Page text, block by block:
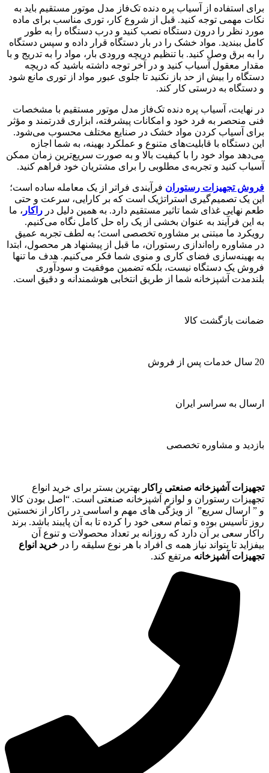
برای استفاده از آسیاب پره دنده تک‌فاز مدل موتور مستقیم باید به
نکات مهمی توجه کنید. قبل از شروع کار، توری مناسب برای ماده
مورد نظر را درون دستگاه نصب کنید و درب دستگاه را به طور
کامل ببندید. مواد خشک را در بار دستگاه قرار داده و سپس دستگاه
را به برق وصل کنید. با تنظیم دریچه ورودی بار، مواد را به تدریج و با
مقدار معقول آسیاب کنید و در آخر توجه داشته باشید که دریچه
دستگاه را بیش از حد باز نکنید تا جلوی عبور مواد از توری مانع شود
و دستگاه به درستی کار کند.
در نهایت، آسیاب پره دنده تک‌فاز مدل موتور مستقیم با مشخصات
فنی منحصر به فرد خود و امکانات پیشرفته، ابزاری قدرتمند و مؤثر
برای آسیاب کردن مواد خشک در صنایع مختلف محسوب می‌شود.
این دستگاه با قابلیت‌های متنوع و عملکرد بهینه، به شما اجازه
می‌دهد مواد خود را با کیفیت بالا و به صورت سریع‌ترین زمان ممکن
آسیاب کنید و تجربه‌ی مطلوبی را برای مشتریان خود فراهم کنید.
فروش تجهیزات رستوران فرآیندی فراتر از یک معامله ساده است؛
این یک تصمیم‌گیری استراتژیک است که بر کارایی، سرعت و حتی
طعم نهایی غذای شما تاثیر مستقیم دارد. به همین دلیل در راکار ، ما
به این فرآیند به عنوان بخشی از یک راه حل کامل نگاه می‌کنیم.
رویکرد ما مبتنی بر مشاوره تخصصی است؛ به لطف تجربه عمیق
در مشاوره راه‌اندازی رستوران، ما قبل از پیشنهاد هر محصول، ابتدا
به بهینه‌سازی فضای کاری و منوی شما فکر می‌کنیم. هدف ما تنها
فروش یک دستگاه نیست، بلکه تضمین موفقیت و سودآوری
بلندمدت آشپزخانه شما از طریق انتخابی هوشمندانه و دقیق است.
ضمانت بازگشت کالا
20 سال خدمات پس از فروش
ارسال به سراسر ایران
بازدید و مشاوره تخصصی
تجهیزات آشپزخانه صنعتی راکار بهترین بستر برای خرید انواع
تجهیزات رستوران و لوازم آشپزخانه صنعتی است. “اصل بودن کالا
و ” ارسال سریع” از ویژگی های مهم و اساسی در راکار از نخستین
روز تأسیس بوده و تمام سعی خود را کرده تا به آن پایبند باشد. برند
راکار سعی بر آن دارد که روزانه بر تعداد محصولات و تنوع آن
بیفزاید تا بتواند نیاز همه ی افراد با هر نوع سلیقه را در خرید انواع
تجهیزات آشپزخانه مرتفع کند.